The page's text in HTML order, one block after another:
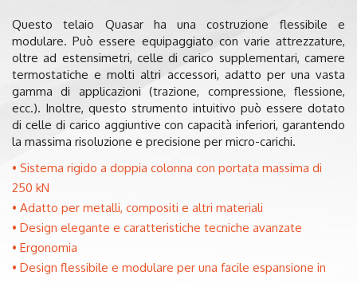
Questo telaio Quasar ha una costruzione flessibile e
modulare. Può essere equipaggiato con varie attrezzature,
oltre ad estensimetri, celle di carico supplementari, camere
termostatiche e molti altri accessori, adatto per una vasta
gamma di applicazioni (trazione, compressione, flessione,
ecc.). Inoltre, questo strumento intuitivo può essere dotato
di celle di carico aggiuntive con capacità inferiori, garantendo
la massima risoluzione e precisione per micro-carichi.
Sistema rigido a doppia colonna con portata massima di
250 kN
Adatto per metalli, compositi e altri materiali
Design elegante e caratteristiche tecniche avanzate
Ergonomia
Design flessibile e modulare per una facile espansione in